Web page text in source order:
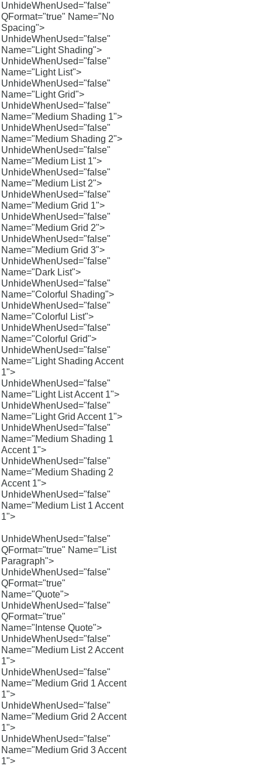
UnhideWhenUsed="false"
QFormat="true" Name="No
Spacing">
UnhideWhenUsed="false"
Name="Light Shading">
UnhideWhenUsed="false"
Name="Light List">
UnhideWhenUsed="false"
Name="Light Grid">
UnhideWhenUsed="false"
Name="Medium Shading 1">
UnhideWhenUsed="false"
Name="Medium Shading 2">
UnhideWhenUsed="false"
Name="Medium List 1">
UnhideWhenUsed="false"
Name="Medium List 2">
UnhideWhenUsed="false"
Name="Medium Grid 1">
UnhideWhenUsed="false"
Name="Medium Grid 2">
UnhideWhenUsed="false"
Name="Medium Grid 3">
UnhideWhenUsed="false"
Name="Dark List">
UnhideWhenUsed="false"
Name="Colorful Shading">
UnhideWhenUsed="false"
Name="Colorful List">
UnhideWhenUsed="false"
Name="Colorful Grid">
UnhideWhenUsed="false"
Name="Light Shading Accent
1">
UnhideWhenUsed="false"
Name="Light List Accent 1">
UnhideWhenUsed="false"
Name="Light Grid Accent 1">
UnhideWhenUsed="false"
Name="Medium Shading 1
Accent 1">
UnhideWhenUsed="false"
Name="Medium Shading 2
Accent 1">
UnhideWhenUsed="false"
Name="Medium List 1 Accent
1">
UnhideWhenUsed="false"
QFormat="true" Name="List
Paragraph">
UnhideWhenUsed="false"
QFormat="true"
Name="Quote">
UnhideWhenUsed="false"
QFormat="true"
Name="Intense Quote">
UnhideWhenUsed="false"
Name="Medium List 2 Accent
1">
UnhideWhenUsed="false"
Name="Medium Grid 1 Accent
1">
UnhideWhenUsed="false"
Name="Medium Grid 2 Accent
1">
UnhideWhenUsed="false"
Name="Medium Grid 3 Accent
1">